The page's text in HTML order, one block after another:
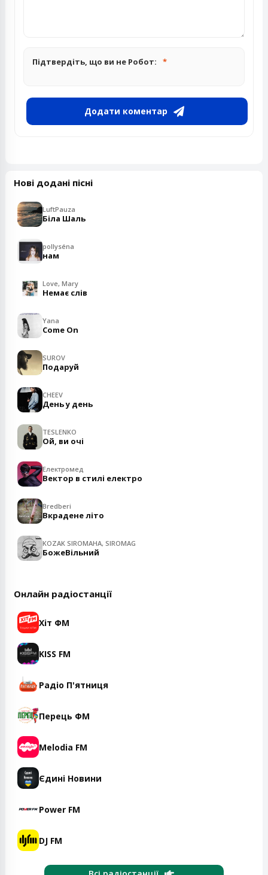
Підтвердіть, що ви не Робот:
Додати коментар
Нові додані пісні
LuftPauza
Біла Шаль
pollyséna
нам
Love, Mary
Немає слів
Yana
Come On
SUROV
Подаруй
CHEEV
День у день
TESLENKO
Ой, ви очі
Електромед
Вектор в стилі електро
Bredberi
Вкрадене літо
KOZAK SIROMAHA, SIROMAG
БожеВільний
Онлайн радіостанції
Хіт ФМ
KISS FM
Радіо П'ятниця
Перець ФМ
Melodia FM
Єдині Новини
Power FM
DJ FM